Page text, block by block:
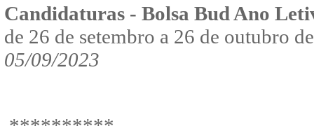
Candidaturas - Bolsa Bud Ano
de 26 de setembro a 26 de outubro
05/09/2023